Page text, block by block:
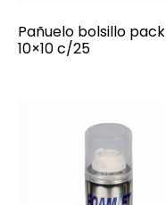
Pañuelo bolsillo pack
10×10 c/25